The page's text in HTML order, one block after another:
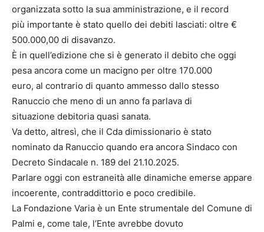
organizzata sotto la sua amministrazione, e il record
più importante è stato quello dei debiti lasciati: oltre €
500.000,00 di disavanzo.
È in quell’edizione che si è generato il debito che oggi
pesa ancora come un macigno per oltre 170.000
euro, al contrario di quanto ammesso dallo stesso
Ranuccio che meno di un anno fa parlava di
situazione debitoria quasi sanata.
Va detto, altresì, che il Cda dimissionario è stato
nominato da Ranuccio quando era ancora Sindaco con
Decreto Sindacale n. 189 del 21.10.2025.
Parlare oggi con estraneità alle dinamiche emerse appare
incoerente, contraddittorio e poco credibile.
La Fondazione Varia è un Ente strumentale del Comune di
Palmi e, come tale, l’Ente avrebbe dovuto